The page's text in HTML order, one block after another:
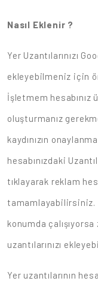
Nasıl Eklenir ?
Yer Uzantılarınızı
ekleyebilmeniz için
İşletmem hesabınız
oluşturmanız
kaydınızın
hesabınızdaki
tıklayarak reklam
tamamlayabilirsiniz.
konumda
uzantılarınızı
Yer uzantılarının